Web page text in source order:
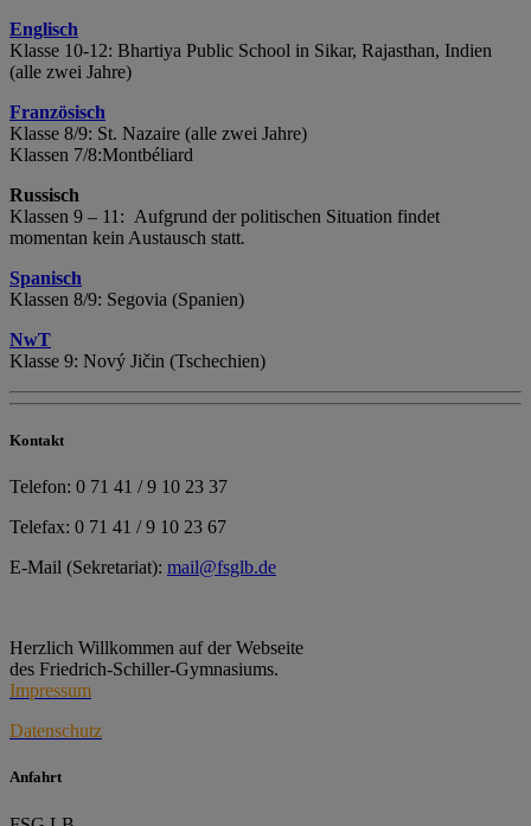
Englisch
Klasse 10-12: Bhartiya Public School in Sikar, Rajasthan, Indien
(alle zwei Jahre)
Französisch
Klasse 8/9: St. Nazaire (alle zwei Jahre)
Klassen 7/8:Montbéliard
Russisch
Klassen 9 – 11: Aufgrund der politischen Situation findet
momentan kein Austausch statt.
Spanisch
Klassen 8/9: Segovia (Spanien)
NwT
Klasse 9: Nový Jičin (Tschechien)
Kontakt
Telefon: 0 71 41 / 9 10 23 37
Telefax: 0 71 41 / 9 10 23 67
E-Mail (Sekretariat): mail@fsglb.de
Herzlich Willkommen auf der Webseite
des Friedrich-Schiller-Gymnasiums.
Impressum
Datenschutz
Anfahrt